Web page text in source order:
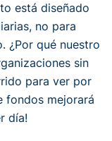
está diseñado
no para
¿Por qué nuestro
sin
para ver por
fondos mejorará
día!